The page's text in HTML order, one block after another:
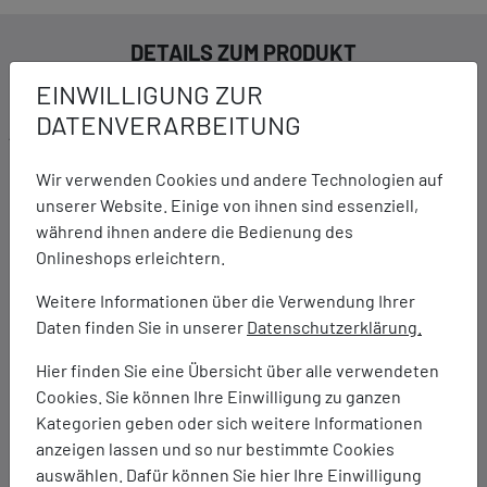
EINWILLIGUNG ZUR
DATENVERARBEITUNG
Wir verwenden Cookies und andere Technologien auf
unserer Website. Einige von ihnen sind essenziell,
während ihnen andere die Bedienung des
Onlineshops erleichtern.
Weitere Informationen über die Verwendung Ihrer
Daten finden Sie in unserer Datenschutzerklärung.
Hier finden Sie eine Übersicht über alle verwendeten
Cookies. Sie können Ihre Einwilligung zu ganzen
Kategorien geben oder sich weitere Informationen
anzeigen lassen und so nur bestimmte Cookies
auswählen. Dafür können Sie hier Ihre Einwilligung
DETAILS ZUM PRODUKT
Ausstattung:
reaktionsschnelle Energierückführung
PureGEL Technologie: 65% softer im Vergleich zur
Standard-GEL Technologie
Engineered Mesh-Obermaterial: leicht, atmungsaktiv
Strapazierfähigkeit zu beeinträchtigen
Reflektierende Elemente sorgen für bessere
Sichtbarkeit bei Nacht und am frühen Morgen.
ORTHOLITE X-30 Einlegesohle: leistungsfähige
Dämpfung und Feuchtigkeitsregulierung für ein
angenehm kühles und trockenes Tragegefühl